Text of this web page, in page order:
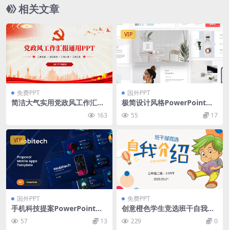
相关文章
免费PPT
简洁大气实用党政风工作汇报
163
VIP
国外PPT
极简设计风格PowerPoint演
示模板 Cassandra – Powerp
oint Presentation Templat
55 17
VIP
国外PPT
手机科技提案PowerPoint演
示模板 Mobitech – Mobile P
roposal PowerPoint Templ
57 13
免费PPT
创意橙色学生竞选班干自我介
绍幻灯片模板
229 0